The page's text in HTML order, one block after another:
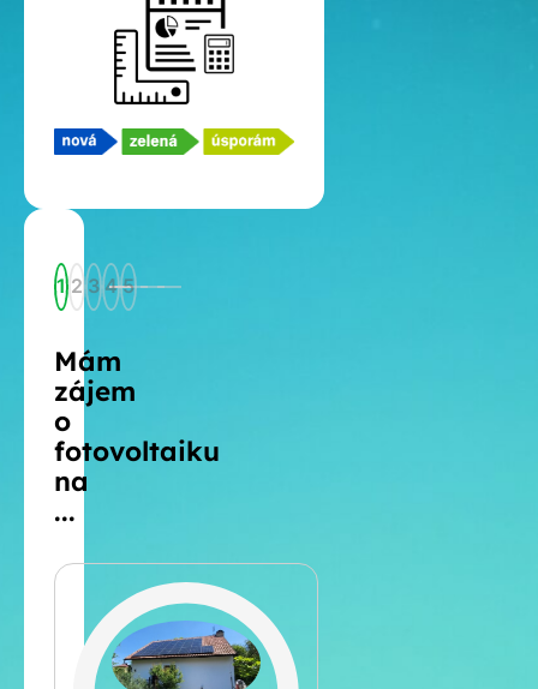
1 2 3 4 5
Mám
zájem
o
fotovoltaiku
na
...